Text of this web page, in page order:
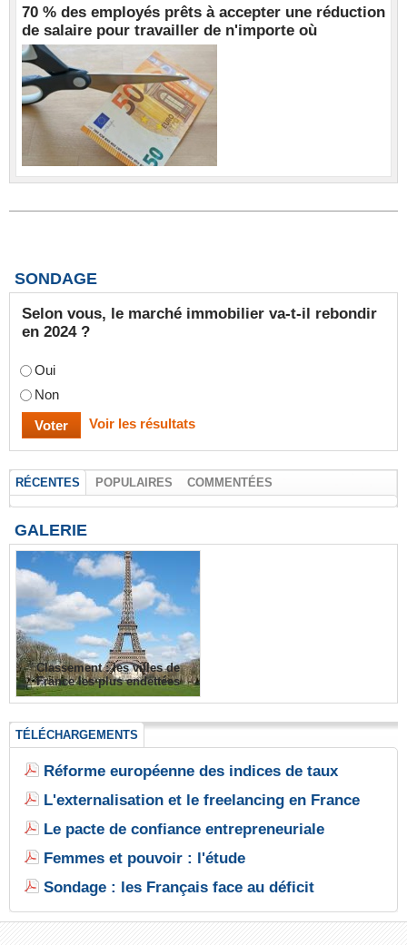
70 % des employés prêts à accepter une réduction
de salaire pour travailler de n'importe où
SONDAGE
Selon vous, le marché immobilier va-t-il rebondir
en 2024 ?
Oui
Non
Voir les résultats
RÉCENTES POPULAIRES COMMENTÉES
GALERIE
Classement : les villes de
France les plus endettées
TÉLÉCHARGEMENTS
Réforme européenne des indices de taux
L'externalisation et le freelancing en France
Le pacte de confiance entrepreneuriale
Femmes et pouvoir : l'étude
Sondage : les Français face au déficit